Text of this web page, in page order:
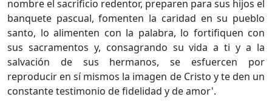
nombre el sacrificio redentor, preparen para sus hijos el
banquete pascual, fomenten la caridad en su pueblo
santo, lo alimenten con la palabra, lo fortifiquen con
sus sacramentos y, consagrando su vida a ti y a la
salvación de sus hermanos, se esfuercen por
reproducir en sí mismos la imagen de Cristo y te den un
constante testimonio de fidelidad y de amor'.